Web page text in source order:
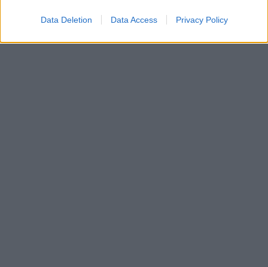
Data Deletion Data Access Privacy Policy